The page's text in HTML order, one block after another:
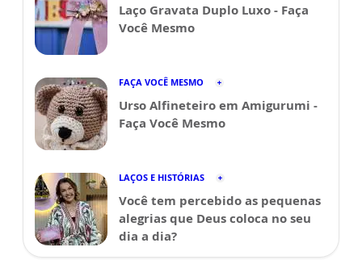
Laço Gravata Duplo Luxo - Faça
Você Mesmo
FAÇA VOCÊ MESMO
Urso Alfineteiro em Amigurumi -
Faça Você Mesmo
LAÇOS E HISTÓRIAS
Você tem percebido as pequenas
alegrias que Deus coloca no seu
dia a dia?